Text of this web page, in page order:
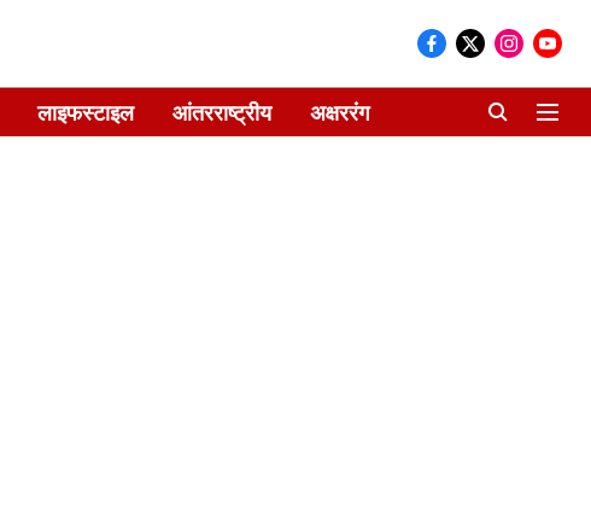
लाइफस्टाइल आंतरराष्ट्रीय अक्षररंग